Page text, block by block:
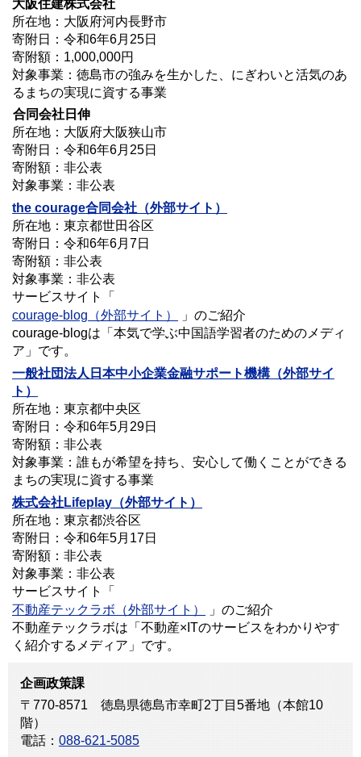
大阪住建株式会社
所在地：大阪府河内長野市
寄附日：令和6年6月25日
寄附額：1,000,000円
対象事業：徳島市の強みを生かした、にぎわいと活気のあ
るまちの実現に資する事業
合同会社日伸
所在地：大阪府大阪狭山市
寄附日：令和6年6月25日
寄附額：非公表
対象事業：非公表
the courage合同会社（外部サイト）
所在地：東京都世田谷区
寄附日：令和6年6月7日
寄附額：非公表
対象事業：非公表
サービスサイト「
courage-blog（外部サイト）
」のご紹介
courage-blogは「本気で学ぶ中国語学習者のためのメディ
ア」です。
一般社団法人日本中小企業金融サポート機構（外部サイ
ト）
所在地：東京都中央区
寄附日：令和6年5月29日
寄附額：非公表
対象事業：誰もが希望を持ち、安心して働くことができる
まちの実現に資する事業
株式会社Lifeplay （外部サイト）
所在地：東京都渋谷区
寄附日：令和6年5月17日
寄附額：非公表
対象事業：非公表
サービスサイト「
不動産テックラボ（外部サイト）
」のご紹介
不動産テックラボは「不動産×ITのサービスをわかりやす
く紹介するメディア」です。
企画政策課
〒770-8571 徳島県徳島市幸町2丁目5番地（本館10
階）
電話： 088-621-5085